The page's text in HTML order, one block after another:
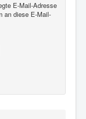
E-Mail-Adresse
an diese E-Mail-